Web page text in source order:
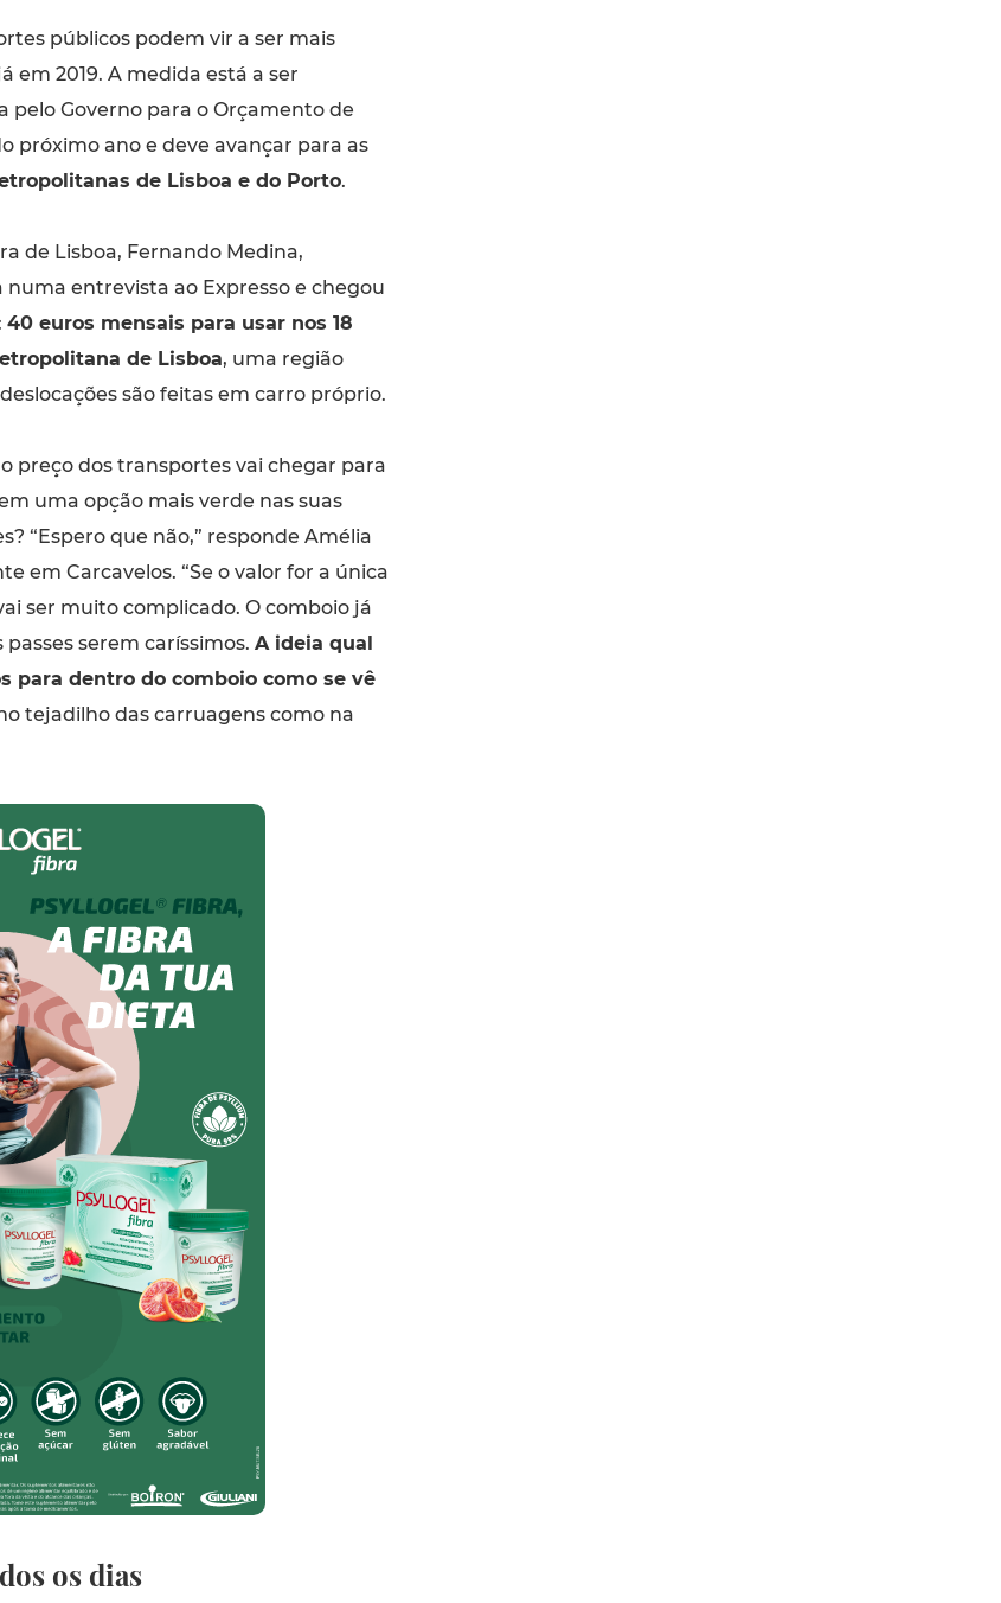
públicos podem vir a ser mais
em 2019. A medida está a ser
pelo Governo para o Orçamento de
próximo ano e deve avançar para as
de Lisboa e do Porto.
de Lisboa, Fernando Medina,
entrevista ao Expresso e chegou
40 euros mensais para usar nos 18
de Lisboa, uma região
são feitas em carro próprio.
preço dos transportes vai chegar para
uma opção mais verde nas suas
“Espero que não,” responde Amélia
em Carcavelos. “Se o valor for a única
ser muito complicado. O comboio já
serem caríssimos. A ideia qual
para dentro do comboio como se vê
tejadilho das carruagens como na
os dias